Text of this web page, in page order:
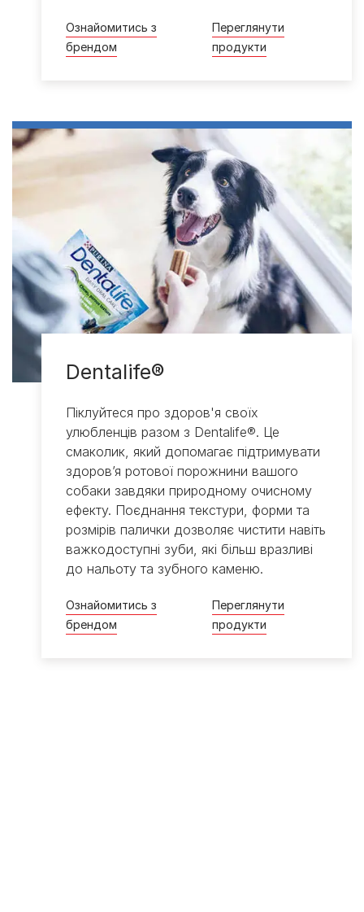
Ознайомитись з
брендом​
Переглянути
продукти​
Dentalife®
Піклуйтеся про здоров'я своїх
улюбленців разом з Dentalife®. Це
смаколик, який допомагає підтримувати
здоров’я ротової порожнини вашого
собаки​ завдяки природному очисному
ефекту. Поєднання текстури, форми та
розмірів палички дозволяє чистити навіть
важкодоступні зуби, які більш вразливі
до нальоту та зубного каменю.
Ознайомитись з
брендом​
Переглянути
продукти​